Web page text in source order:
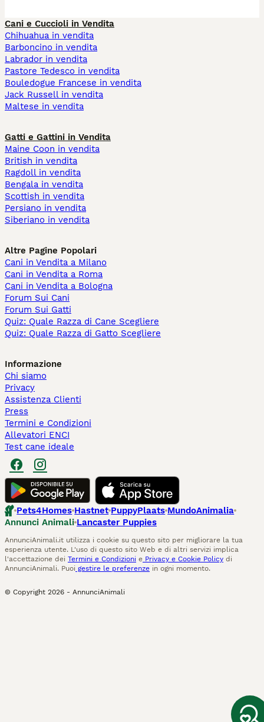
Cani e Cuccioli in Vendita
Chihuahua in vendita
Barboncino in vendita
Labrador in vendita
Pastore Tedesco in vendita
Bouledogue Francese in vendita
Jack Russell in vendita
Maltese in vendita
Gatti e Gattini in Vendita
Maine Coon in vendita
British in vendita
Ragdoll in vendita
Bengala in vendita
Scottish in vendita
Persiano in vendita
Siberiano in vendita
Altre Pagine Popolari
Cani in Vendita a Milano
Cani in Vendita a Roma
Cani in Vendita a Bologna
Forum Sui Cani
Forum Sui Gatti
Quiz: Quale Razza di Cane Scegliere
Quiz: Quale Razza di Gatto Scegliere
Informazione
Chi siamo
Privacy
Assistenza Clienti
Press
Termini e Condizioni
Allevatori ENCI
Test cane ideale
Pets4Homes Hastnet PuppyPlaats MundoAnimalia
Annunci Animali Lancaster Puppies
AnnunciAnimali.it utilizza i cookie su questo sito per migliorare la tua
esperienza utente. L'uso di questo sito Web e di altri servizi implica
l'accettazione dei Termini e Condizioni e Privacy e Cookie Policy di
AnnunciAnimali. Puoi gestire le preferenze in ogni momento.
© Copyright 2026 - AnnunciAnimali